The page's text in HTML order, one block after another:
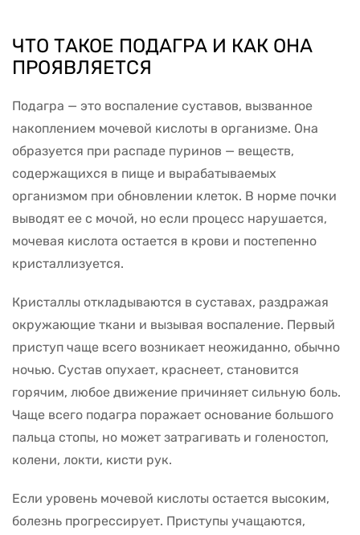
ЧТО ТАКОЕ ПОДАГРА И КАК ОНА
ПРОЯВЛЯЕТСЯ
Подагра — это воспаление суставов, вызванное
накоплением мочевой кислоты в организме. Она
образуется при распаде пуринов — веществ,
содержащихся в пище и вырабатываемых
организмом при обновлении клеток. В норме почки
выводят ее с мочой, но если процесс нарушается,
мочевая кислота остается в крови и постепенно
кристаллизуется.
Кристаллы откладываются в суставах, раздражая
окружающие ткани и вызывая воспаление. Первый
приступ чаще всего возникает неожиданно, обычно
ночью. Сустав опухает, краснеет, становится
горячим, любое движение причиняет сильную боль.
Чаще всего подагра поражает основание большого
пальца стопы, но может затрагивать и голеностоп,
колени, локти, кисти рук.
Если уровень мочевой кислоты остается высоким,
болезнь прогрессирует. Приступы учащаются,